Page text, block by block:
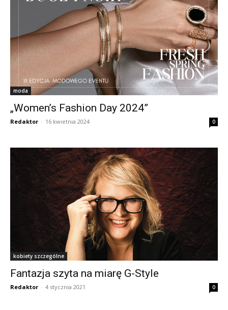
moda
„Women’s Fashion Day 2024”
Redaktor - 16 kwietnia 2024 0
kobiety szczególne
Fantazja szyta na miarę G-Style
Redaktor - 4 stycznia 2021 0